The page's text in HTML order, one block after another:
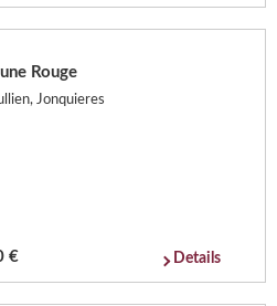
Rouge
Jonquieres
€ Details